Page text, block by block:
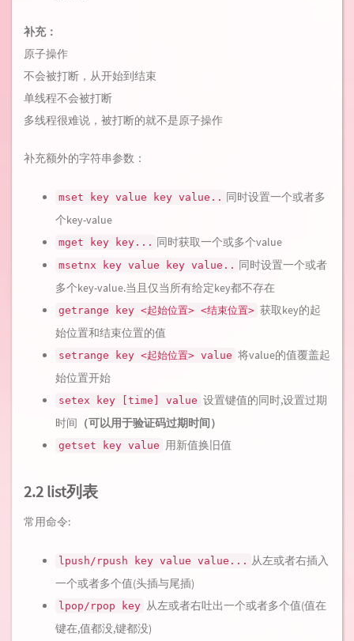
补充：
原子操作
不会被打断，从开始到结束
单线程不会被打断
多线程很难说，被打断的就不是原子操作
补充额外的字符串参数：
mset key value key value.. 同时设置一个或者多
个key-value
mget key key... 同时获取一个或多个value
msetnx key value key value.. 同时设置一个或者
多个key-value.当且仅当所有给定key都不存在
getrange key <起始位置> <结束位置> 获取key的起
始位置和结束位置的值
setrange key <起始位置> value 将value的值覆盖起
始位置开始
setex key [time] value 设置键值的同时,设置过期
时间 （可以用于验证码过期时间）
getset key value 用新值换旧值
2.2 list列表
常用命令:
lpush/rpush key value value... 从左或者右插入
一个或者多个值(头插与尾插)
lpop/rpop key 从左或者右吐出一个或者多个值(值在
键在,值都没,键都没)